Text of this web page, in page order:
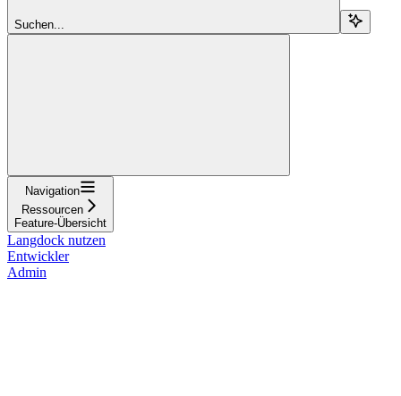
Suchen...
Navigation
Ressourcen
Feature-Übersicht
Langdock nutzen
Entwickler
Admin